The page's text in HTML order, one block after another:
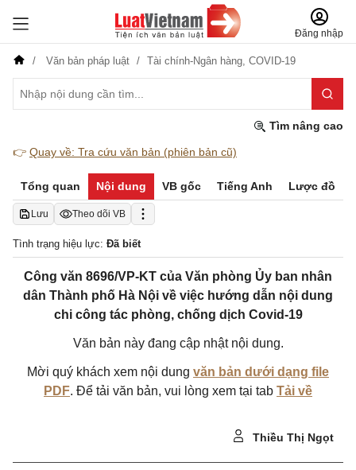
Đăng nhập
Văn bản pháp luật Tài chính-Ngân hàng, COVID-19
Tìm nâng cao
👉 Quay về: Tra cứu văn bản (phiên bản cũ)
Tổng quan Nội dung VB gốc Tiếng Anh Lược đồ
Lưu Theo dõi VB
Tình trạng hiệu lực: Đã biết
Công văn 8696/VP-KT của Văn phòng Ủy ban nhân
dân Thành phố Hà Nội về việc hướng dẫn nội dung
chi công tác phòng, chống dịch Covid-19
Văn bản này đang cập nhật nội dung.
Mời quý khách xem nội dung văn bản dưới dạng file
PDF. Để tải văn bản, vui lòng xem tại tab Tải về
Thiều Thị Ngọt